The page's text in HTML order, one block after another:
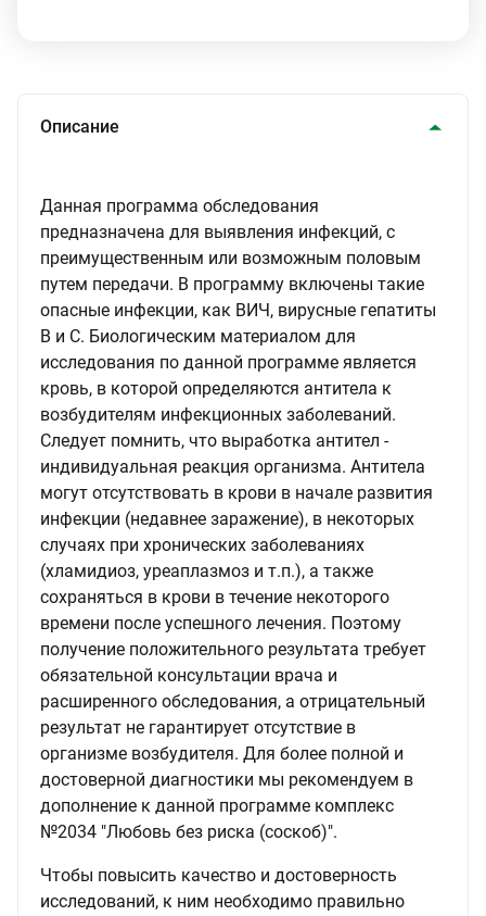
Описание
Данная программа обследования
предназначена для выявления инфекций, с
преимущественным или возможным половым
путем передачи. В программу включены такие
опасные инфекции, как ВИЧ, вирусные гепатиты
В и С. Биологическим материалом для
исследования по данной программе является
кровь, в которой определяются антитела к
возбудителям инфекционных заболеваний.
Следует помнить, что выработка антител -
индивидуальная реакция организма. Антитела
могут отсутствовать в крови в начале развития
инфекции (недавнее заражение), в некоторых
случаях при хронических заболеваниях
(хламидиоз, уреаплазмоз и т.п.), а также
сохраняться в крови в течение некоторого
времени после успешного лечения. Поэтому
получение положительного результата требует
обязательной консультации врача и
расширенного обследования, а отрицательный
результат не гарантирует отсутствие в
организме возбудителя. Для более полной и
достоверной диагностики мы рекомендуем в
дополнение к данной программе комплекс
№2034 "Любовь без риска (соскоб)".
Чтобы повысить качество и достоверность
исследований, к ним необходимо правильно